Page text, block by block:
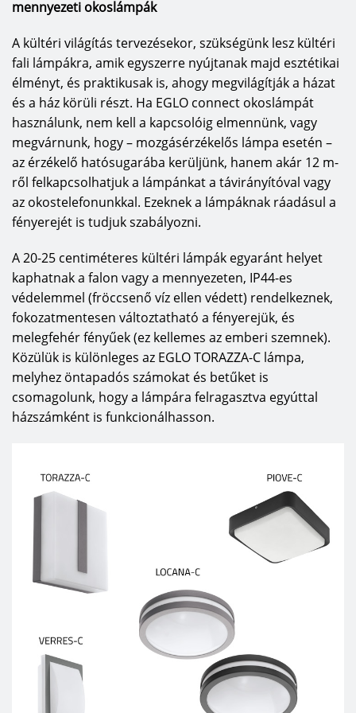
mennyezeti okoslámpák
A kültéri világítás tervezésekor, szükségünk lesz kültéri
fali lámpákra, amik egyszerre nyújtanak majd esztétikai
élményt, és praktikusak is, ahogy megvilágítják a házat
és a ház körüli részt. Ha EGLO connect okoslámpát
használunk, nem kell a kapcsolóig elmennünk, vagy
megvárnunk, hogy – mozgásérzékelős lámpa esetén –
az érzékelő hatósugarába kerüljünk, hanem akár 12 m-
ről felkapcsolhatjuk a lámpánkat a távirányítóval vagy
az okostelefonunkkal. Ezeknek a lámpáknak ráadásul a
fényerejét is tudjuk szabályozni.
A 20-25 centiméteres kültéri lámpák egyaránt helyet
kaphatnak a falon vagy a mennyezeten, IP44-es
védelemmel (fröccsenő víz ellen védett) rendelkeznek,
fokozatmentesen változtatható a fényerejük, és
melegfehér fényűek (ez kellemes az emberi szemnek).
Közülük is különleges az EGLO TORAZZA-C lámpa,
melyhez öntapadós számokat és betűket is
csomagolunk, hogy a lámpára felragasztva egyúttal
házszámként is funkcionálhasson.